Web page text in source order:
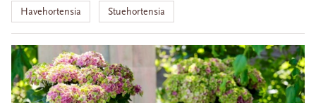
Havehortensia Stuehortensia